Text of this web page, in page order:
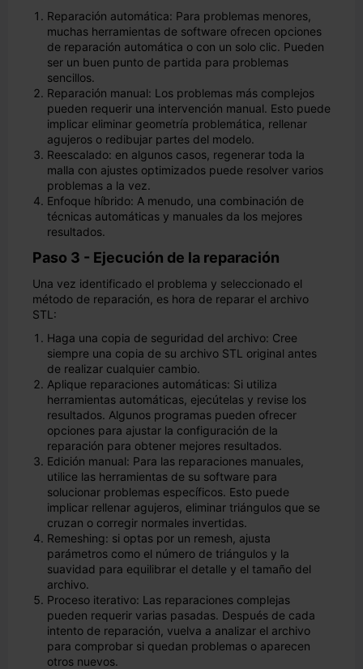
Reparación automática: Para problemas menores,
muchas herramientas de software ofrecen opciones
de reparación automática o con un solo clic. Pueden
ser un buen punto de partida para problemas
sencillos.
Reparación manual: Los problemas más complejos
pueden requerir una intervención manual. Esto puede
implicar eliminar geometría problemática, rellenar
agujeros o redibujar partes del modelo.
Reescalado: en algunos casos, regenerar toda la
malla con ajustes optimizados puede resolver varios
problemas a la vez.
Enfoque híbrido: A menudo, una combinación de
técnicas automáticas y manuales da los mejores
resultados.
Paso 3 - Ejecución de la reparación
Una vez identificado el problema y seleccionado el
método de reparación, es hora de reparar el archivo
STL:
Haga una copia de seguridad del archivo: Cree
siempre una copia de su archivo STL original antes
de realizar cualquier cambio.
Aplique reparaciones automáticas: Si utiliza
herramientas automáticas, ejecútelas y revise los
resultados. Algunos programas pueden ofrecer
opciones para ajustar la configuración de la
reparación para obtener mejores resultados.
Edición manual: Para las reparaciones manuales,
utilice las herramientas de su software para
solucionar problemas específicos. Esto puede
implicar rellenar agujeros, eliminar triángulos que se
cruzan o corregir normales invertidas.
Remeshing: si optas por un remesh, ajusta
parámetros como el número de triángulos y la
suavidad para equilibrar el detalle y el tamaño del
archivo.
Proceso iterativo: Las reparaciones complejas
pueden requerir varias pasadas. Después de cada
intento de reparación, vuelva a analizar el archivo
para comprobar si quedan problemas o aparecen
otros nuevos.